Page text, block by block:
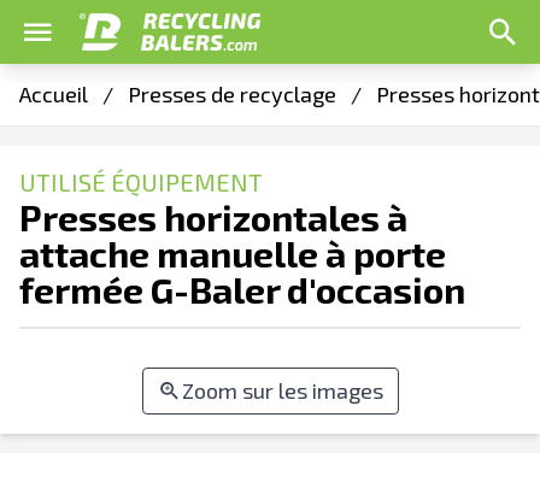
Accueil / Presses de recyclage / Presses
UTILISÉ ÉQUIPEMENT
Presses horizontales à
attache manuelle à porte
fermée G-Baler d'occasion
Zoom sur les images